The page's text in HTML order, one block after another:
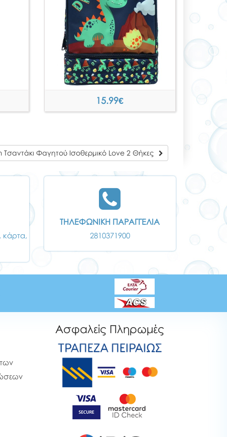
15.99€
Τσαντάκι Φαγητού Ισοθερμικό Love 2 Θήκες
κάρτα,
ΤΗΛΕΦΩΝΙΚΗ ΠΑΡΑΓΓΕΛΙΑ
2810371900
Ασφαλείς Πληρωμές